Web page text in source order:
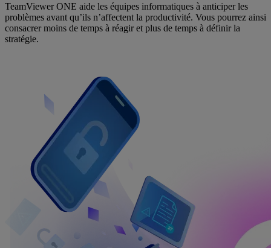
TeamViewer ONE aide les équipes informatiques à anticiper les
problèmes avant qu’ils n’affectent la productivité. Vous pourrez ainsi
consacrer moins de temps à réagir et plus de temps à définir la
stratégie.